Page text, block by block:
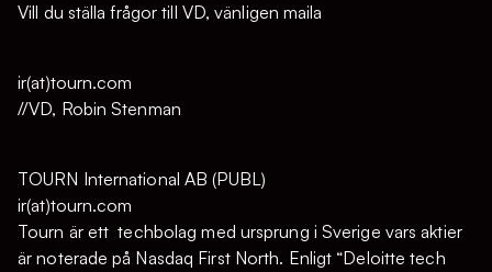
Vill du ställa frågor till VD, vänligen maila
ir(at)tourn.com
//VD, Robin Stenman
TOURN International AB (PUBL)
ir(at)tourn.com
Tourn är ett techbolag med ursprung i Sverige vars aktier
är noterade på Nasdaq First North. Enligt “Deloitte tech